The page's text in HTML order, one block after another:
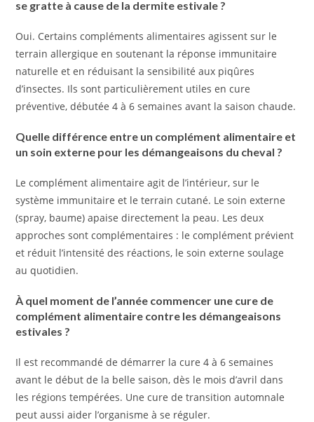
se gratte à cause de la dermite estivale ?
Oui. Certains compléments alimentaires agissent sur le
terrain allergique en soutenant la réponse immunitaire
naturelle et en réduisant la sensibilité aux piqûres
d’insectes. Ils sont particulièrement utiles en cure
préventive, débutée 4 à 6 semaines avant la saison chaude.
Quelle différence entre un complément alimentaire et
un soin externe pour les démangeaisons du cheval ?
Le complément alimentaire agit de l’intérieur, sur le
système immunitaire et le terrain cutané. Le soin externe
(spray, baume) apaise directement la peau. Les deux
approches sont complémentaires : le complément prévient
et réduit l’intensité des réactions, le soin externe soulage
au quotidien.
À quel moment de l’année commencer une cure de
complément alimentaire contre les démangeaisons
estivales ?
Il est recommandé de démarrer la cure 4 à 6 semaines
avant le début de la belle saison, dès le mois d’avril dans
les régions tempérées. Une cure de transition automnale
peut aussi aider l’organisme à se réguler.